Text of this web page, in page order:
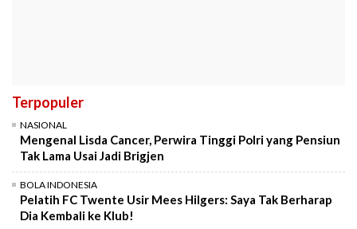
Terpopuler
NASIONAL
Mengenal Lisda Cancer, Perwira Tinggi Polri yang Pensiun
Tak Lama Usai Jadi Brigjen
BOLA INDONESIA
Pelatih FC Twente Usir Mees Hilgers: Saya Tak Berharap
Dia Kembali ke Klub!